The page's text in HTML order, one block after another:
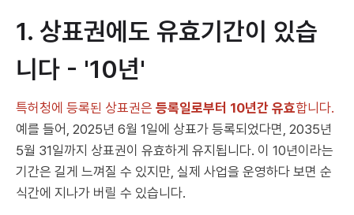
1. 상표권에도 유효기간이 있습
니다 - '10년'
특허청에 등록된 상표권은 등록일로부터 10년간 유효합니다.
예를 들어, 2025년 6월 1일에 상표가 등록되었다면, 2035년
5월 31일까지 상표권이 유효하게 유지됩니다. 이 10년이라는
기간은 길게 느껴질 수 있지만, 실제 사업을 운영하다 보면 순
식간에 지나가 버릴 수 있습니다.